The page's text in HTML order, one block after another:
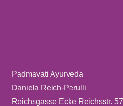
Padmavati Ayurveda
Daniela Reich-Perulli
Reichsgasse Ecke Reichsstr. 57